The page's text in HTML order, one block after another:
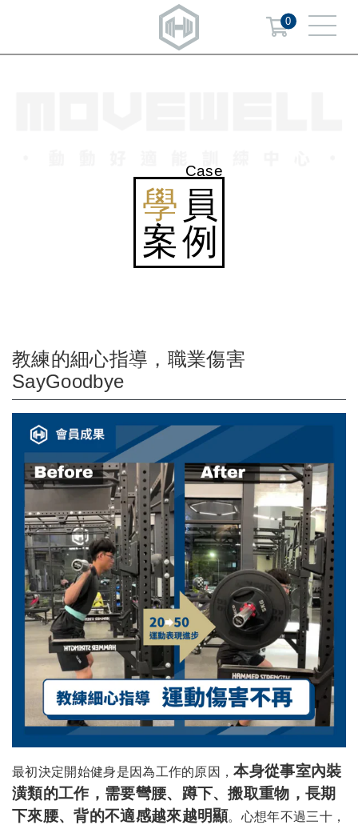
0
Case
學 員
案例
教練的細心指導，職業傷害
SayGoodbye
最初決定開始健身是因為工作的原因，本身從事室內裝
潢類的工作，需要彎腰、蹲下、搬取重物，長期
下來腰、背的不適感越來越明顯。心想年不過三十，